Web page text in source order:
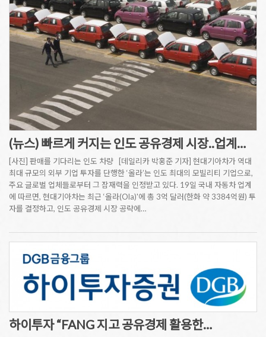
(뉴스) 빠르게 커지는 인도 공유경제 시장..업계…
[사진] 판매를 기다리는 인도 차량 [데일리카 박홍준 기자] 현대기아차가 역대
최대 규모의 외부 기업 투자를 단행한 ‘올라’는 인도 최대의 모빌리티 기업으로,
주요 글로벌 업체들로부터 그 잠재력을 인정받고 있다. 19일 국내 자동차 업계
에 따르면, 현대기아차는 최근 ‘올라(Ola)'에 총 3억 달러(한화 약 3384억원) 투
자를 결정하고, 인도 공유경제 시장 공략에…
하이투자 “FANG 지고 공유경제 활용한…